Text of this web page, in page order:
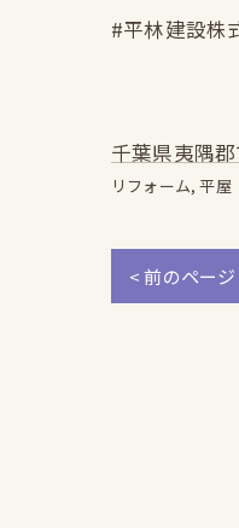
#平林建設株
千葉県夷隅
リフォーム 平屋
< 前のページ